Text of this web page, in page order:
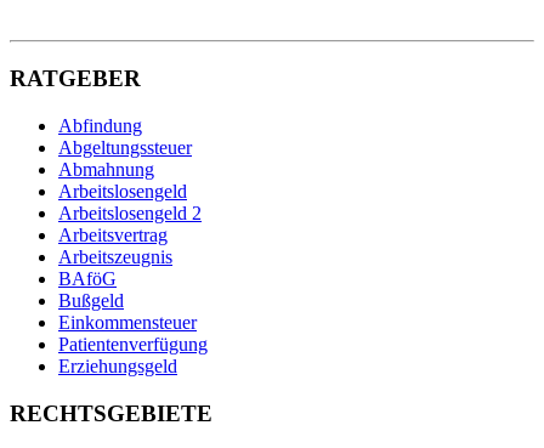
RATGEBER
Abfindung
Abgeltungssteuer
Abmahnung
Arbeitslosengeld
Arbeitslosengeld 2
Arbeitsvertrag
Arbeitszeugnis
BAföG
Bußgeld
Einkommensteuer
Patientenverfügung
Erziehungsgeld
RECHTSGEBIETE